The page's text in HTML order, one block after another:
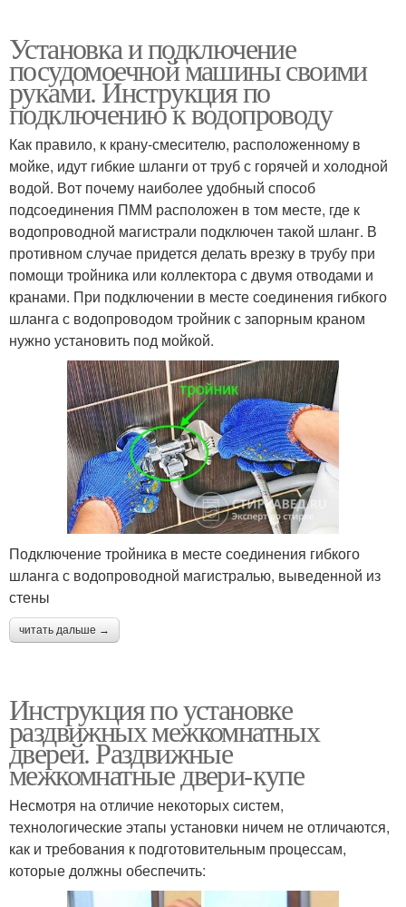
Установка и подключение
посудомоечной машины своими
руками. Инструкция по
подключению к водопроводу
Как правило, к крану-смесителю, расположенному в
мойке, идут гибкие шланги от труб с горячей и холодной
водой. Вот почему наиболее удобный способ
подсоединения ПММ расположен в том месте, где к
водопроводной магистрали подключен такой шланг. В
противном случае придется делать врезку в трубу при
помощи тройника или коллектора с двумя отводами и
кранами. При подключении в месте соединения гибкого
шланга с водопроводом тройник с запорным краном
нужно установить под мойкой.
Подключение тройника в месте соединения гибкого
шланга с водопроводной магистралью, выведенной из
стены
читать дальше →
Инструкция по установке
раздвижных межкомнатных
дверей. Раздвижные
межкомнатные двери-купе
Несмотря на отличие некоторых систем,
технологические этапы установки ничем не отличаются,
как и требования к подготовительным процессам,
которые должны обеспечить: